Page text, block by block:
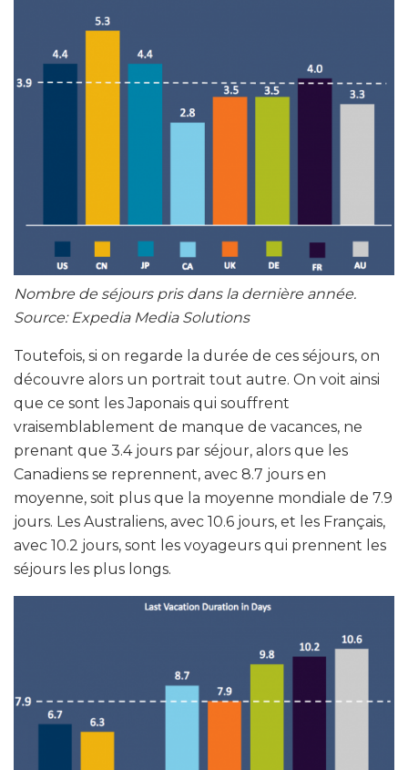
Nombre de séjours pris dans la dernière année.
Source: Expedia Media Solutions
Toutefois, si on regarde la durée de ces séjours, on
découvre alors un portrait tout autre. On voit ainsi
que ce sont les Japonais qui souffrent
vraisemblablement de manque de vacances, ne
prenant que 3.4 jours par séjour, alors que les
Canadiens se reprennent, avec 8.7 jours en
moyenne, soit plus que la moyenne mondiale de 7.9
jours. Les Australiens, avec 10.6 jours, et les Français,
avec 10.2 jours, sont les voyageurs qui prennent les
séjours les plus longs.